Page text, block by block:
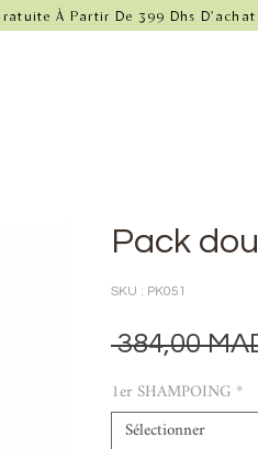
Gratuite À Partir De 399 Dhs D'achat
Pack
SKU : PK051
384,00
1er SHAMPOING*
Sélectionner